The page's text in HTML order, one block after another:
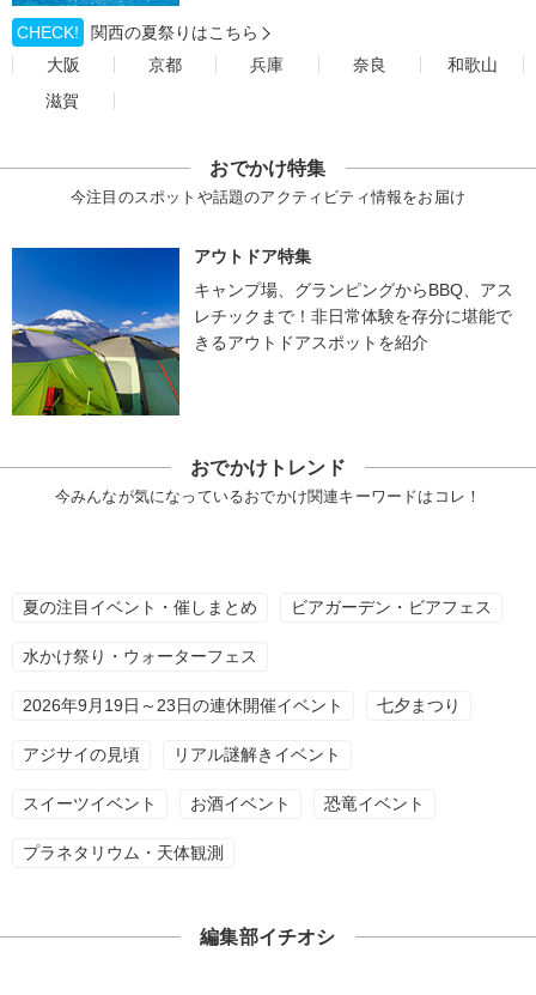
CHECK!
関西の夏祭りはこちら
大阪
京都 兵庫 奈良
和歌山
滋賀
おでかけ特集
今注目のスポットや話題のアクティビティ情報をお届け
アウトドア特集
キャンプ場、グランピングからBBQ、アス
レチックまで！非日常体験を存分に堪能で
きるアウトドアスポットを紹介
おでかけトレンド
今みんなが気になっているおでかけ関連キーワードはコレ！
夏の注目イベント・催しまとめ ビアガーデン・ビアフェス
水かけ祭り・ウォーターフェス
2026年9月19日～23日の連休開催イベント 七夕まつり
アジサイの見頃 リアル謎解きイベント
スイーツイベント お酒イベント 恐竜イベント
プラネタリウム・天体観測
編集部イチオシ